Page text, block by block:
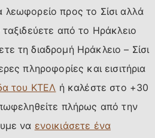
λεωφορείο προς το Σίσι αλλά
από το Ηράκλειο
τη διαδρομή Ηράκλειο – Σίσι
πληροφορίες και εισιτήρια
του ΚΤΕΛ ή καλέστε στο +30
πλήρως από την
να ενοικιάσετε ένα